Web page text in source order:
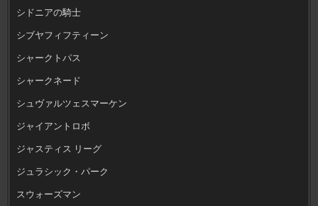
シドニアの騎士
シブヤフィフティーン
シャークトパス
シャークネード
シュヴァルツェスマーケン
ジャイアントロボ
ジャスティス リーグ
ジュラシック・パーク
スウォーズマン